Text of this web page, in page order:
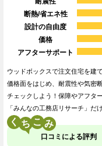
断熱/省エネ性
設計の自由度
価格
アフターサポート
ウッドボックスで注文住宅を建
価格面をはじめ、耐震性や気密
チェックしよう！保障やアフタ
「みんなの工務店リサーチ」だ
く こ
口コミによる評判